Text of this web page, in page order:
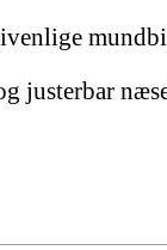
justerbar